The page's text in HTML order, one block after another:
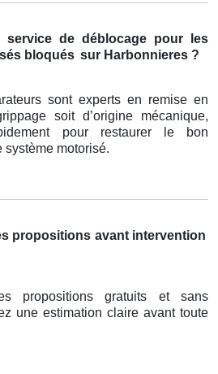
service de déblocage pour les
bloqués sur Harbonnieres ?
sont experts en remise en
soit d’origine mécanique,
pour restaurer le bon
système motorisé.
propositions avant intervention
propositions gratuits et sans
une estimation claire avant toute